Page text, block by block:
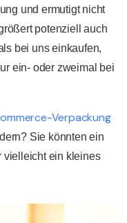
und ermutigt nicht
potenziell auch
bei uns einkaufen,
ein- oder zweimal bei
Verpackung
Sie könnten ein
vielleicht ein kleines